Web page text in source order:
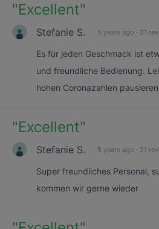
"Excellent"
Stefanie S. 5 years ago · 31
Es für jeden Geschmack ist
und freundliche Bedienung.
hohen Coronazahlen pausieren
"Excellent"
Stefanie S. 5 years ago · 31
Super freundliches Personal,
kommen wir gerne wieder